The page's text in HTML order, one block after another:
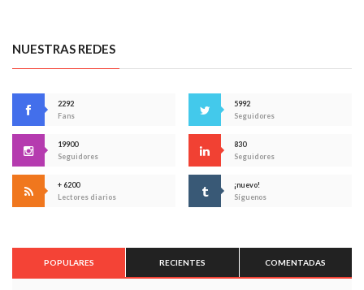
NUESTRAS REDES
2292
Fans
5992
Seguidores
19900
Seguidores
830
Seguidores
+ 6200
Lectores diarios
¡nuevo!
Síguenos
POPULARES RECIENTES COMENTADAS